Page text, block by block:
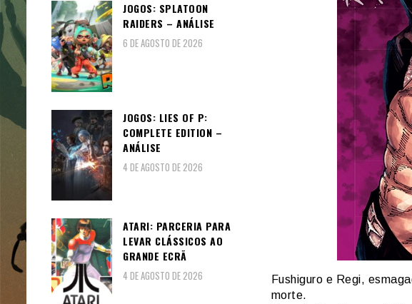
Fushiguro e Regi,
morte.
JOGOS: SPLATOON
RAIDERS – ANÁLISE
6 DE AGOSTO DE 2026
JOGOS: LIES OF P:
COMPLETE EDITION –
ANÁLISE
4 DE AGOSTO DE 2026
ATARI: PARCERIA PARA
LEVAR CLÁSSICOS AO
GRANDE ECRÃ
4 DE AGOSTO DE 2026